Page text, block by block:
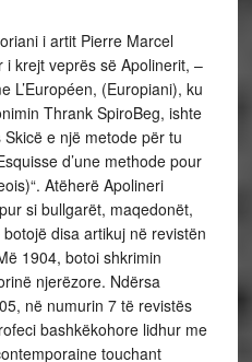
i artit Pierre Marcel
krejt veprës së Apolinerit, –
L’Européen, (Europiani), ku
Thrank SpiroBeg, ishte
e një metode për tu
d’une methode pour
Atëherë Apolineri
si bullgarët, maqedonët,
disa artikuj në revistën
1904, botoi shkrimin
njerëzore. Ndërsa
në numurin 7 të revistës
bashkëkohore lidhur me
touchant